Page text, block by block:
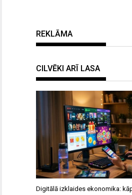
REKLĀMA
CILVĒKI ARĪ LASA
Digitālā izklaides ekonomika: